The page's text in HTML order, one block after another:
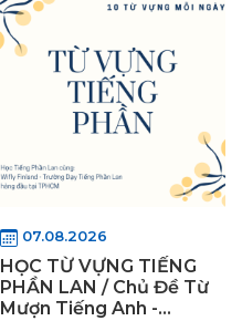
07.08.2026
HỌC TỪ VỰNG TIẾNG
PHẦN LAN / Chủ Đề Từ
Mượn Tiếng Anh -